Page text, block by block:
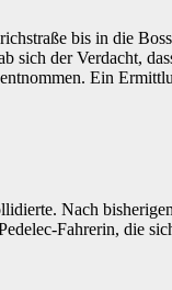
bis in die
sich der Verdacht,
Ein
Nach
Fahrerin, die